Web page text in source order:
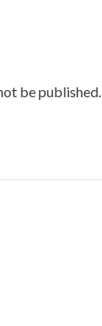
be published.